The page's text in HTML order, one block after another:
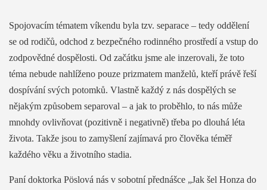
Spojovacím tématem víkendu byla tzv. separace – tedy oddělení
se od rodičů, odchod z bezpečného rodinného prostředí a vstup do
zodpovědné dospělosti. Od začátku jsme ale inzerovali, že toto
téma nebude nahlíženo pouze prizmatem manželů, kteří právě řeší
dospívání svých potomků. Vlastně každý z nás dospělých se
nějakým způsobem separoval – a jak to proběhlo, to nás může
mnohdy ovlivňovat (pozitivně i negativně) třeba po dlouhá léta
života. Takže jsou to zamyšlení zajímavá pro člověka téměř
každého věku a životního stadia.
Paní doktorka Pöslová nás v sobotní přednášce „Jak šel Honza do